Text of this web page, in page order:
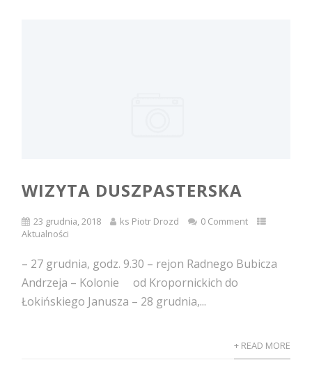
WIZYTA DUSZPASTERSKA
23 grudnia, 2018 ks Piotr Drozd
0 Comment
Aktualności
– 27 grudnia, godz. 9.30 – rejon Radnego Bubicza
Andrzeja – Kolonie od Kropornickich do
Łokińskiego Janusza – 28 grudnia,...
+ READ MORE